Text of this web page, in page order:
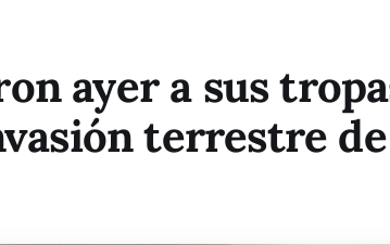
ayer a sus
terrestre de